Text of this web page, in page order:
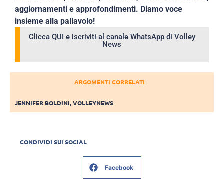
aggiornamenti e approfondimenti. Diamo voce
insieme alla pallavolo!
Clicca QUI e iscriviti al canale WhatsApp di Volley
News
ARGOMENTI CORRELATI
JENNIFER BOLDINI,VOLLEYNEWS
CONDIVIDI SUI SOCIAL
Facebook